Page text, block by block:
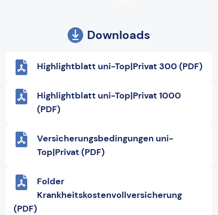
Downloads
Highlightblatt uni-Top|Privat 300 (PDF)
Highlightblatt uni-Top|Privat 1000
(PDF)
Versicherungsbedingungen uni-
Top|Privat (PDF)
Folder
Krankheitskostenvollversicherung
(PDF)